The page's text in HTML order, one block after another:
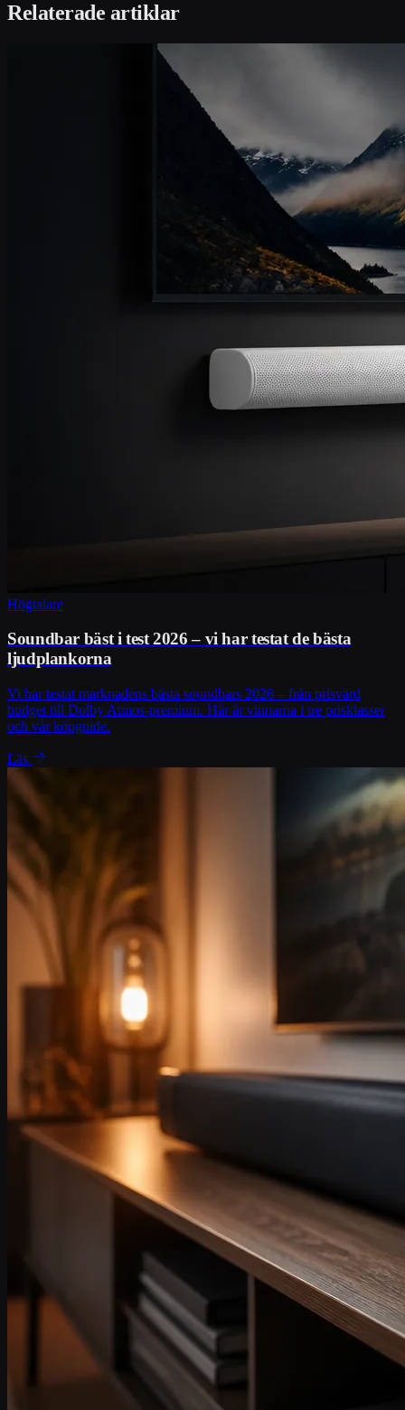
Relaterade artiklar
Högtalare
Soundbar bäst i test 2026 – vi har testat de bästa
ljudplankorna
Vi har testat marknadens bästa soundbars 2026 – från prisvärd
budget till Dolby Atmos-premium. Här är vinnarna i tre prisklasser
och vår köpguide.
Läs